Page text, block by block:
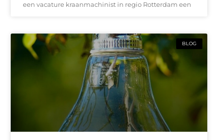
een vacature kraanmachinist in regio Rotterdam een
BLOG